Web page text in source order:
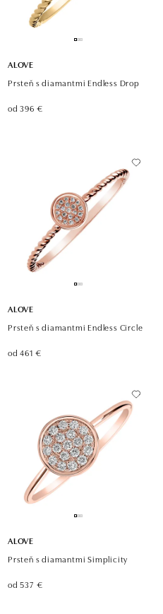
ALOVE
Prsteň s diamantmi Endless Drop
od 396 €
ALOVE
Prsteň s diamantmi Endless Circle
od 461 €
ALOVE
Prsteň s diamantmi Simplicity
od 537 €